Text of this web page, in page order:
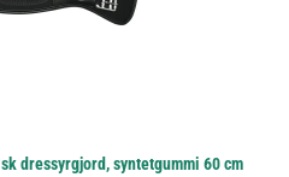
dressyrgjord, syntetgummi 60 cm